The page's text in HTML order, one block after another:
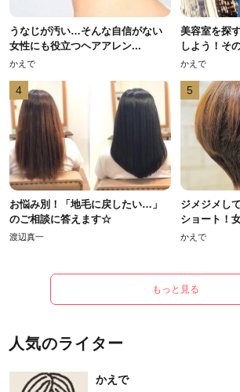
うなじが汚い…そんな自信がない
女性にも役立つヘアアレン...
かえで
美容室を探
しよう！そ
かえで
4
お悩み別！「地毛に戻したい…」
のご相談に答えます☆
渡辺真一
5
ジメジメし
ショート！
かえで
もっと見る
人気のライター
かえで